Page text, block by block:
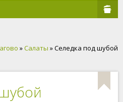
»Салаты » Селедка под шубой